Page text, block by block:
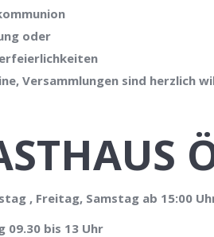
oder
Versammlungen sind herzlich
, Freitag, Samstag ab 15:00
09.30 bis 13 Uhr